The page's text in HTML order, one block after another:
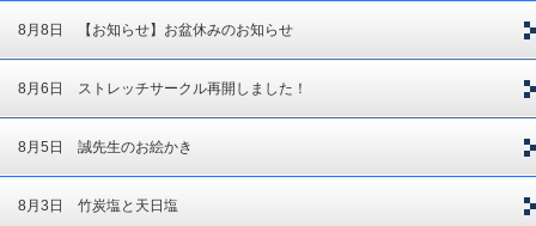
8月8日 【お知らせ】お盆休みのお知らせ
8月6日 ストレッチサークル再開しました！
8月5日 誠先生のお絵かき
8月3日 竹炭塩と天日塩